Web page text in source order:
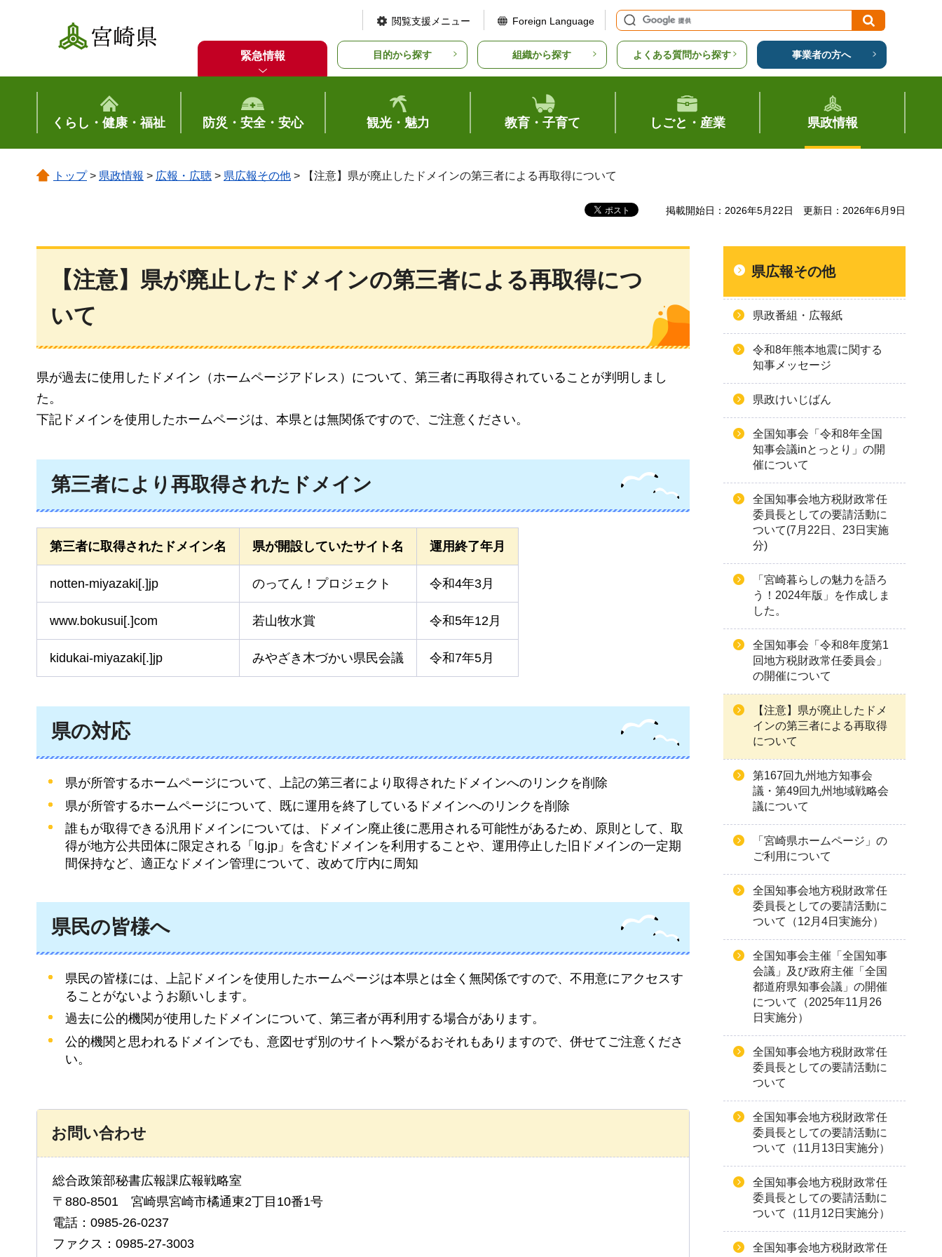
宮崎県
閲覧支援メニュー Foreign Language
緊急情報 目的から探す 組織から探す よくある質問から探す 事業者の方へ
くらし・健康・福祉 防災・安全・安心 観光・魅力 教育・子育て しごと・産業 県政情報
トップ> 県政情報 > 広報・広聴 > 県広報その他 > 【注意】県が廃止したドメインの第三者による再取得について
掲載開始日：2026年5月22日 更新日：2026年6月9日
【注意】県が廃止したドメインの第三者による再取得につ
いて
県が過去に使用したドメイン（ホームページアドレス）について、第三者に再取得されていることが判明しまし
た。
下記ドメインを使用したホームページは、本県とは無関係ですので、ご注意ください。
第三者により再取得されたドメイン
第三者に取得されたドメイン名 県が開設していたサイト名 運用終了年月
notten-miyazaki[.]jp のってん！プロジェクト 令和4年3月
www.bokusui[.]com 若山牧水賞 令和5年12月
kidukai-miyazaki[.]jp みやざき木づかい県民会議 令和7年5月
県の対応
県が所管するホームページについて、上記の第三者により取得されたドメインへのリンクを削除
県が所管するホームページについて、既に運用を終了しているドメインへのリンクを削除
誰もが取得できる汎用ドメインについては、ドメイン廃止後に悪用される可能性があるため、原則として、取
得が地方公共団体に限定される「lg.jp」を含むドメインを利用することや、運用停止した旧ドメインの一定期
間保持など、適正なドメイン管理について、改めて庁内に周知
県民の皆様へ
県民の皆様には、上記ドメインを使用したホームページは本県とは全く無関係ですので、不用意にアクセスす
ることがないようお願いします。
過去に公的機関が使用したドメインについて、第三者が再利用する場合があります。
公的機関と思われるドメインでも、意図せず別のサイトへ繋がるおそれもありますので、併せてご注意くださ
い。
お問い合わせ
総合政策部秘書広報課広報戦略室
〒880-8501 宮崎県宮崎市橘通東2丁目10番1号
電話：0985-26-0237
ファクス：0985-27-3003
県広報その他
県政番組・広報紙
令和8年熊本地震に関する
知事メッセージ
県政けいじばん
全国知事会「令和8年全国
知事会議inとっとり」の開
催について
全国知事会地方税財政常任
委員長としての要請活動に
ついて(7月22日、23日実施
分)
「宮崎暮らしの魅力を語ろ
う！2024年版」を作成しま
した。
全国知事会「令和8年度第1
回地方税財政常任委員会」
の開催について
【注意】県が廃止したドメ
インの第三者による再取得
について
第167回九州地方知事会
議・第49回九州地域戦略会
議について
「宮崎県ホームページ」の
ご利用について
全国知事会地方税財政常任
委員長としての要請活動に
ついて（12月4日実施分）
全国知事会主催「全国知事
会議」及び政府主催「全国
都道府県知事会議」の開催
について（2025年11月26
日実施分）
全国知事会地方税財政常任
委員長としての要請活動に
ついて
全国知事会地方税財政常任
委員長としての要請活動に
ついて（11月13日実施分）
全国知事会地方税財政常任
委員長としての要請活動に
ついて（11月12日実施分）
全国知事会地方税財政常任